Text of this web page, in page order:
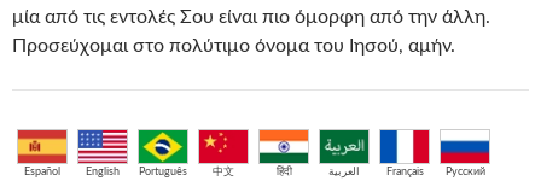
μία από τις εντολές Σου είναι πιο όμορφη από την άλλη.
Προσεύχομαι στο πολύτιμο όνομα του Ιησού, αμήν.
Español English Português 中文 हिंदी العربية Français Русский